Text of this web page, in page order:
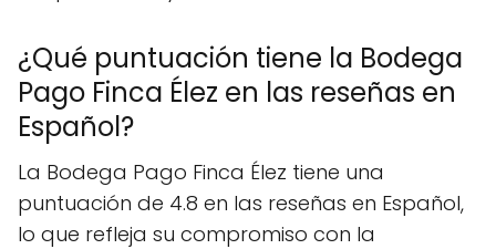
¿Qué puntuación tiene la Bodega
Pago Finca Élez en las reseñas en
Español?
La Bodega Pago Finca Élez tiene una
puntuación de 4.8 en las reseñas en Español,
lo que refleja su compromiso con la